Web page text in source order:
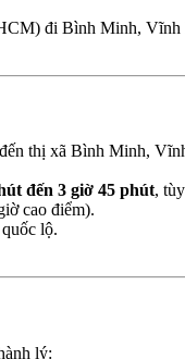
đi Bình Minh,
thị xã Bình Minh,
đến 3 giờ 45 phút,
cao điểm).
lộ.
lý: